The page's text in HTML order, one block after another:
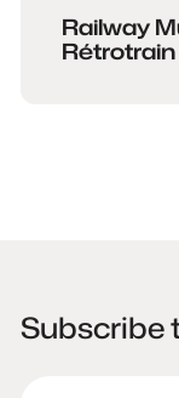
Railway
Rétrotrain
Subscribe